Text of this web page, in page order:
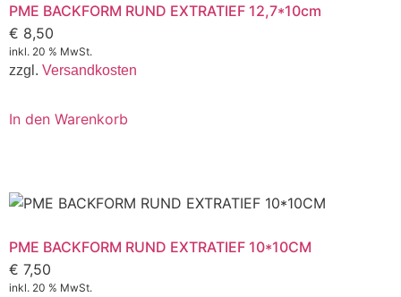
PME BACKFORM RUND EXTRATIEF 12,7*10cm
€ 8,50
inkl. 20 % MwSt.
zzgl. Versandkosten
In den Warenkorb
PME BACKFORM RUND EXTRATIEF 10*10CM
€ 7,50
inkl. 20 % MwSt.